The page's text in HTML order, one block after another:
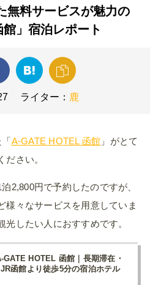
無料サービスが魅力の
館」宿泊レポート
ライター： 鹿
A-GATE HOTEL 函館 」がとて
ださい。
2,800円で予約したのですが、
様々なサービスを用意していま
したい人におすすめです。
GATE HOTEL 函館｜長期滞在・
函館より徒歩5分の宿泊ホテル